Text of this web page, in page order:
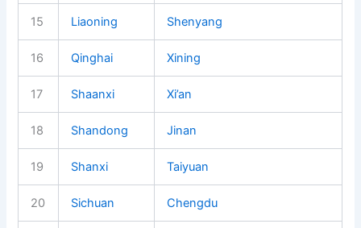
15 Liaoning Shenyang
16 Qinghai Xining
17 Shaanxi Xi’an
18 Shandong Jinan
19 Shanxi Taiyuan
20 Sichuan Chengdu